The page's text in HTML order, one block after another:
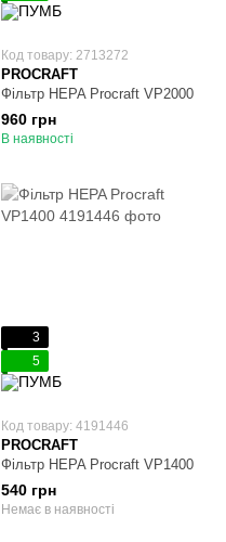
Код товару: 2713272
PROCRAFT
Фільтр HEPA Procraft VP2000
960 грн
В наявності
3
5
Код товару: 4191446
PROCRAFT
Фільтр HEPA Procraft VP1400
540 грн
Немає в наявності